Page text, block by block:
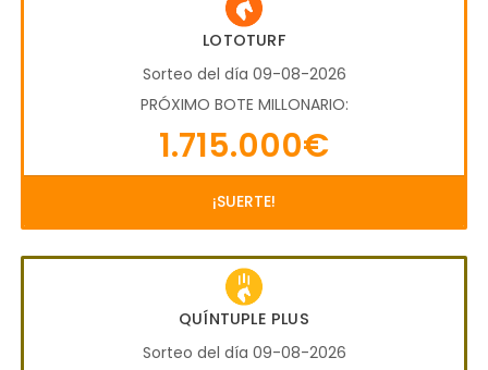
LOTOTURF
Sorteo del día 09-08-2026
PRÓXIMO BOTE MILLONARIO:
1.715.000€
¡SUERTE!
QUÍNTUPLE PLUS
Sorteo del día 09-08-2026